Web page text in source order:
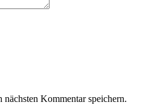
Kommentar speichern.